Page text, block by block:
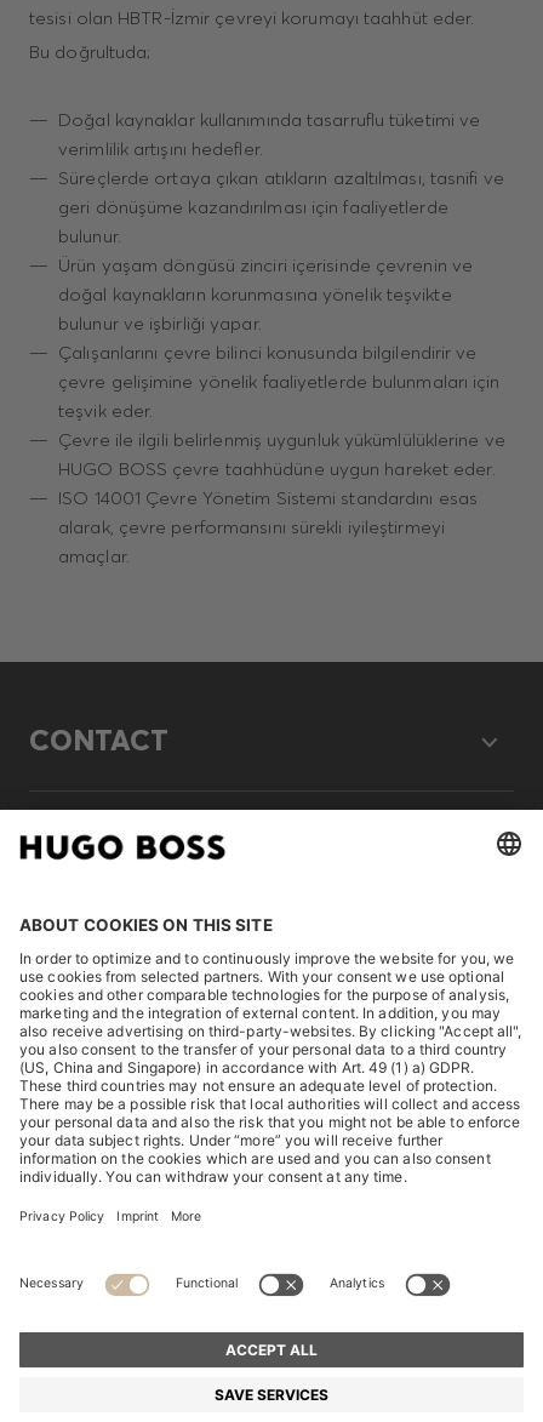
tesisi olan HBTR-İzmir çevreyi korumayı taahhüt eder.
Bu doğrultuda;
Doğal kaynaklar kullanımında tasarruflu tüketimi ve
verimlilik artışını hedefler.
Süreçlerde ortaya çıkan atıkların azaltılması, tasnifi ve
geri dönüşüme kazandırılması için faaliyetlerde
bulunur.
Ürün yaşam döngüsü zinciri içerisinde çevrenin ve
doğal kaynakların korunmasına yönelik teşvikte
bulunur ve işbirliği yapar.
Çalışanlarını çevre bilinci konusunda bilgilendirir ve
çevre gelişimine yönelik faaliyetlerde bulunmaları için
teşvik eder.
Çevre ile ilgili belirlenmiş uygunluk yükümlülüklerine ve
HUGO BOSS çevre taahhüdüne uygun hareket eder.
ISO 14001 Çevre Yönetim Sistemi standardını esas
alarak, çevre performansını sürekli iyileştirmeyi
amaçlar.
CONTACT
LEGAL
DISCOVER
HUGO BOSS Corporate
© 2026 HUGO BOSS All rights reserved